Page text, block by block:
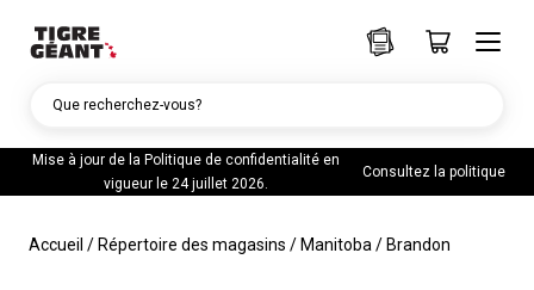
Mise à jour de la Politique de confidentialité en
vigueur le 24 juillet 2026.
Consultez la politique
Que recherchez-vous?
Accueil / Répertoire des magasins / Manitoba / Brandon